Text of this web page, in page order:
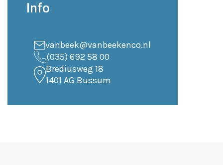
Info
vanbeek@vanbeekenco.nl
(035) 692 58 00
Brediusweg 18
1401 AG Bussum